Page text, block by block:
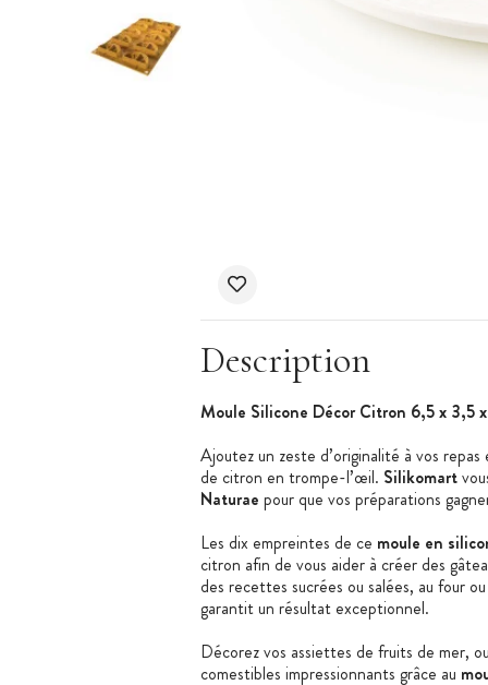
Description
Moule Silicone Décor Citron 6,5 x 3,5
Ajoutez un zeste d’originalité à vos
de citron en trompe-l’œil. Silikomart
Naturae pour que vos préparations
Les dix empreintes de ce moule en
citron afin de vous aider à créer des
des recettes sucrées ou salées, au four
garantit un résultat exceptionnel.
Décorez vos assiettes de fruits de mer,
comestibles impressionnants grâce au